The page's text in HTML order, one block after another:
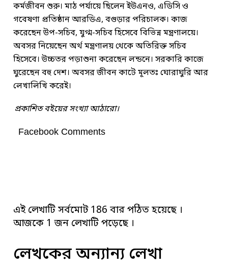
কর্মজীবন শুরু। মাঠ পর্যায়ে ছিলেন ইউএনও, এডিসি ও
গবেষণা প্রতিষ্ঠান আরডিএ, বগুড়ার পরিচালক। কাজ
করেছেন উপ-সচিব, যুগ্ম-সচিব হিসেবে বিভিন্ন মন্ত্রণালয়ে।
অবসর নিয়েছেন অর্থ মন্ত্রণালয় থেকে অতিরিক্ত সচিব
হিসেবে। উচ্চতর পড়াশুনা করেছেন লন্ডনে। সরকারি কাজে
ঘুরেছেন বহু দেশ। অবসর জীবন কাটে মূলতঃ ঘোরাঘুরি আর
লেখালিখি করেই।
প্রকাশিত বইয়ের সংখ্যা আঠারো।
Facebook Comments
এই লেখাটি সর্বমোট 186 বার পঠিত হয়েছে ।
আজকে 1 জন লেখাটি পড়েছে ।
লেখকের অন্যান্য লেখা